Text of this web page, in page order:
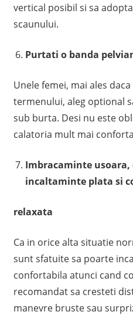
vertical posibil si sa
scaunului.
Purtati o banda
Unele femei, mai ales
termenului, aleg optional
sub burta. Desi nu este
calatoria mult mai
Imbracaminte
incaltaminte plata si
relaxata
Ca in orice alta situatie
sunt sfatuite sa poarte
confortabila atunci cand
recomandat sa cresteti
manevre bruste sau